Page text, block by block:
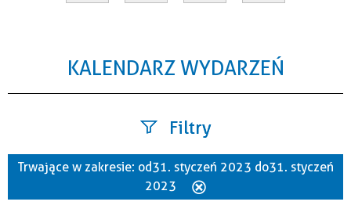
KALENDARZ WYDARZEŃ
Filtry
Szukana fraza
Trwające w zakresie: od 31. styczeń 2023 do 31. styczeń
2023